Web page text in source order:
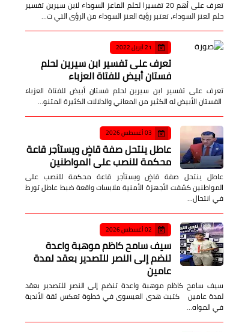
تعرف على أهم 20 تفسيرا لحلم الماعز السوداء لابن سيرين تفسير
حلم العنز السوداء، تعتبر رؤية العنز السوداء من الرؤى التي ت…
21 أبريل 2022
تعرف على تفسير ابن سيرين لحلم
فستان أبيض للفتاة العزباء
تعرف على تفسير ابن سيرين لحلم فستان أبيض للفتاة العزباء
الفستان الأبيض له الكثير من المعاني والدلالات الكثيرة المتنو…
03 أغسطس 2026
عاطل ينتحل صفة قاضٍ ويستأجر قاعة
محكمة للنصب على المواطنين
عاطل ينتحل صفة قاضٍ ويستأجر قاعة محكمة للنصب على
المواطنين كشفت الأجهزة الأمنية ملابسات واقعة ضبط عاطل تورط
في انتحال…
02 أغسطس 2026
سيف سامح كاظم موهبة واعدة
تنضم إلى النصر للتصدير بعقد لمدة
عامين
سيف سامح كاظم موهبة واعدة تنضم إلى النصر للتصدير بعقد
لمدة عامين كتبت هدى العيسوى في خطوة تعكس ثقة الأندية
في المواه…